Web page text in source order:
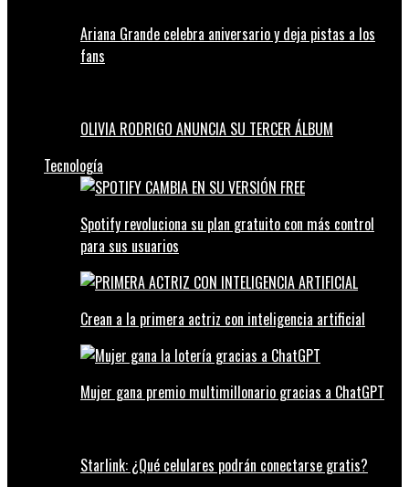
Ariana Grande celebra aniversario y deja pistas a los
fans
OLIVIA RODRIGO ANUNCIA SU TERCER ÁLBUM
Tecnología
Spotify revoluciona su plan gratuito con más control
para sus usuarios
Crean a la primera actriz con inteligencia artificial
Mujer gana premio multimillonario gracias a ChatGPT
Starlink: ¿Qué celulares podrán conectarse gratis?